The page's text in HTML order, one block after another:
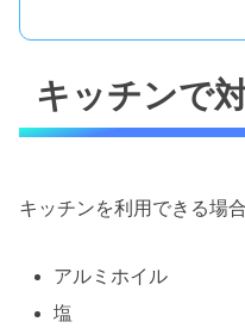
キッチンで
キッチンを利用できる場
アルミホイル
塩